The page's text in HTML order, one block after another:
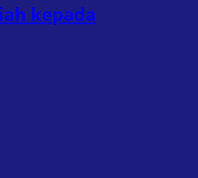
kepada